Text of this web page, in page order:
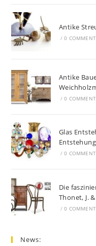
Antike
/ 0
Antike
/ 0
Glas
/ 0
Die
Thonet, J.
/ 0
News: